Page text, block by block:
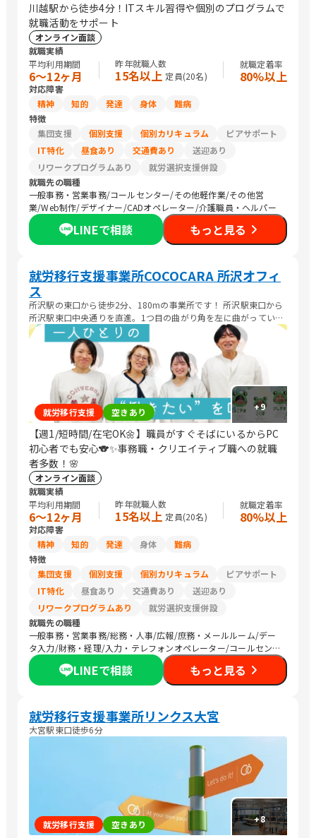
川越駅から徒歩4分！ITスキル習得や個別のプログラムで
就職活動をサポート
オンライン面談
就職実績
平均利用期間
6〜12ヶ月
昨年就職人数
15名以上 定員(20名)
就職定着率
80%以上
対応障害
精神
知的 発達 身体
難病
特徴
集団支援
個別支援 個別カリキュラム
ピアサポート
IT特化
昼食あり 交通費あり
送迎あり
リワークプログラムあり
就労選択支援併設
就職先の職種
一般事務・営業事務/コールセンター/その他軽作業/その他営
業/Web制作/デザイナー/CADオペレーター/介護職員・ヘルパー
LINEで相談 もっと見る
就労移行支援事業所COCOCARA 所沢オフィ
ス
所沢駅の東口から徒歩2分、180mの事業所です！ 所沢駅東口から
所沢駅東口中央通りを直進。1つ目の曲がり角を左に曲がっていた
だいて、大通りから2つ目のビルが TOSHIビルになります。ビルの
右側、奥のエレベーターから5階がCOCOCARAになります(^^
+9
就労移行支援 空きあり
【週1/短時間/在宅OK🌼】職員がすぐそばにいるからPC
初心者でも安心🐨✨事務職・クリエイティブ職への就職
者多数！🌸
オンライン面談
就職実績
平均利用期間
6〜12ヶ月
昨年就職人数
15名以上 定員(20名)
就職定着率
80%以上
対応障害
精神
知的 発達 身体
難病
特徴
集団支援
個別支援 個別カリキュラム
ピアサポート
IT特化
昼食あり 交通費あり
送迎あり
リワークプログラムあり
就労選択支援併設
就職先の職種
一般事務・営業事務/総務・人事/広報/庶務・メールルーム/デー
タ入力/財務・経理/入力・テレフォンオペレーター/コールセンタ
ー/その他事務/梱包作業/検品/組立・組付け/その他軽作業/その
他営業/販売スタッフ・接客/バックヤード・商品管理/その他販
売/編集者/Web制作/DTPオペレーター/その他クリエイティブ/デ
ンジニア/ネットワークエンジニア/社内情報システム/その他IT/ヘ
ルプデスク/ヘルスキーパー/看護師/介護職員・ヘルパー/清掃/警
備
LINEで相談 もっと見る
就労移行支援事業所リンクス大宮
大宮駅東口徒歩6分
+8
就労移行支援 空きあり